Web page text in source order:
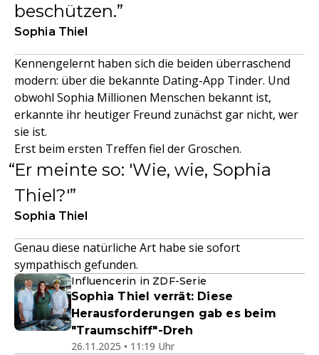
beschützen.
Sophia Thiel
Kennengelernt haben sich die beiden überraschend
modern: über die bekannte Dating-App Tinder. Und
obwohl Sophia Millionen Menschen bekannt ist,
erkannte ihr heutiger Freund zunächst gar nicht, wer
sie ist.
Erst beim ersten Treffen fiel der Groschen.
Er meinte so: 'Wie, wie, Sophia
Thiel?'
Sophia Thiel
Genau diese natürliche Art habe sie sofort
sympathisch gefunden.
Influencerin in ZDF-Serie
Sophia Thiel verrät: Diese
Herausforderungen gab es beim
"Traumschiff"-Dreh
26.11.2025 • 11:19 Uhr